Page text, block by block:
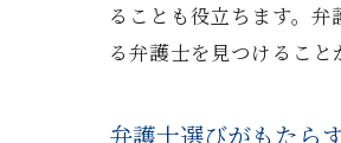
ることも役立ちます。
る弁護士を見つけること
弁護士選びがもたら